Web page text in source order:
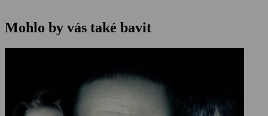
Mohlo by vás také bavit